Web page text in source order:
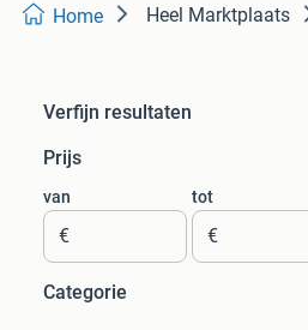
Home Heel Marktplaats
Verfijn resultaten
Prijs
van
€
tot
€
Categorie